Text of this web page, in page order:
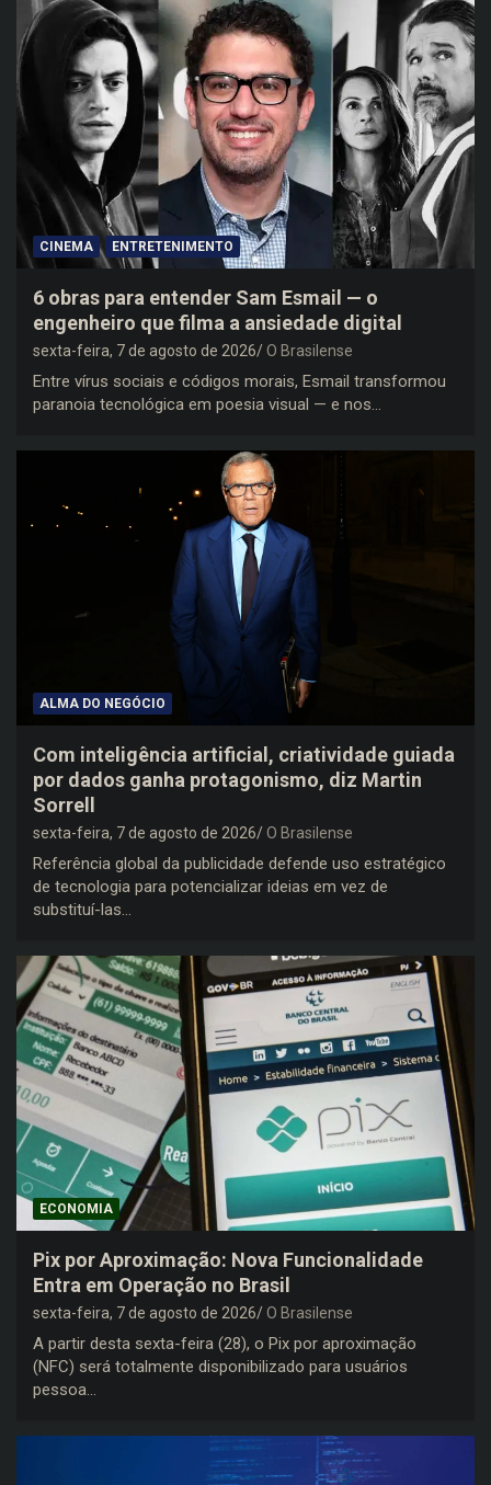
CINEMA ENTRETENIMENTO
6 obras para entender Sam Esmail — o
engenheiro que filma a ansiedade digital
sexta-feira, 7 de agosto de 2026 O Brasilense
Entre vírus sociais e códigos morais, Esmail transformou
paranoia tecnológica em poesia visual — e nos…
ALMA DO NEGÓCIO
Com inteligência artificial, criatividade guiada
por dados ganha protagonismo, diz Martin
Sorrell
sexta-feira, 7 de agosto de 2026 O Brasilense
Referência global da publicidade defende uso estratégico
de tecnologia para potencializar ideias em vez de
substituí-las…
ECONOMIA
Pix por Aproximação: Nova Funcionalidade
Entra em Operação no Brasil
sexta-feira, 7 de agosto de 2026 O Brasilense
A partir desta sexta-feira (28), o Pix por aproximação
(NFC) será totalmente disponibilizado para usuários
pessoa…